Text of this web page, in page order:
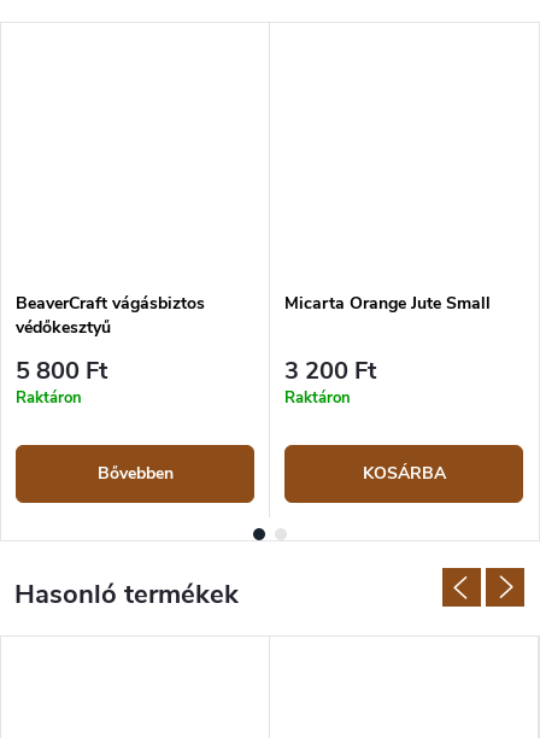
BeaverCraft vágásbiztos
védőkesztyű
5 800 Ft
Raktáron
Bővebben
Micarta Orange Jute Small
3 200 Ft
Raktáron
KOSÁRBA